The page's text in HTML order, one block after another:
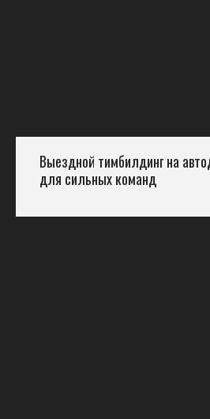
Выездной тимбилдинг на
для сильных команд